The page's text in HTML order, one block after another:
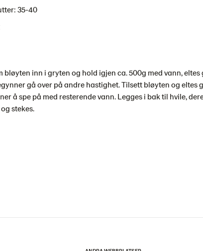
35-40
bløyten inn i gryten og hold igjen ca. 500g med vann, eltes
gå over på andre hastighet. Tilsett bløyten og eltes
å spe på med resterende vann. Legges i bak til hvile,
stekes.